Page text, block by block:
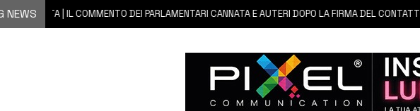
NEWS| IL COMMENTO DEI PARLAMENTARI CANNATA E AUTERI DOPO LA FIRMA DEL CONTATTO PER IL